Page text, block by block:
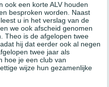
ook een korte ALV houden
besproken worden. Naast
u in het verslag van de
we ook afscheid genomen
Theo is de afgelopen twee
hij dat eerder ook al negen
twee jaar als
hoe je een club van
wijze hun gezamenlijke